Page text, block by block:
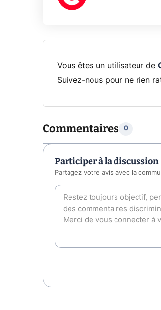
Vous êtes un utilisateur de
Suivez-nous pour ne rien
Commentaires 0
Participer à la discussion
Partagez votre avis avec la